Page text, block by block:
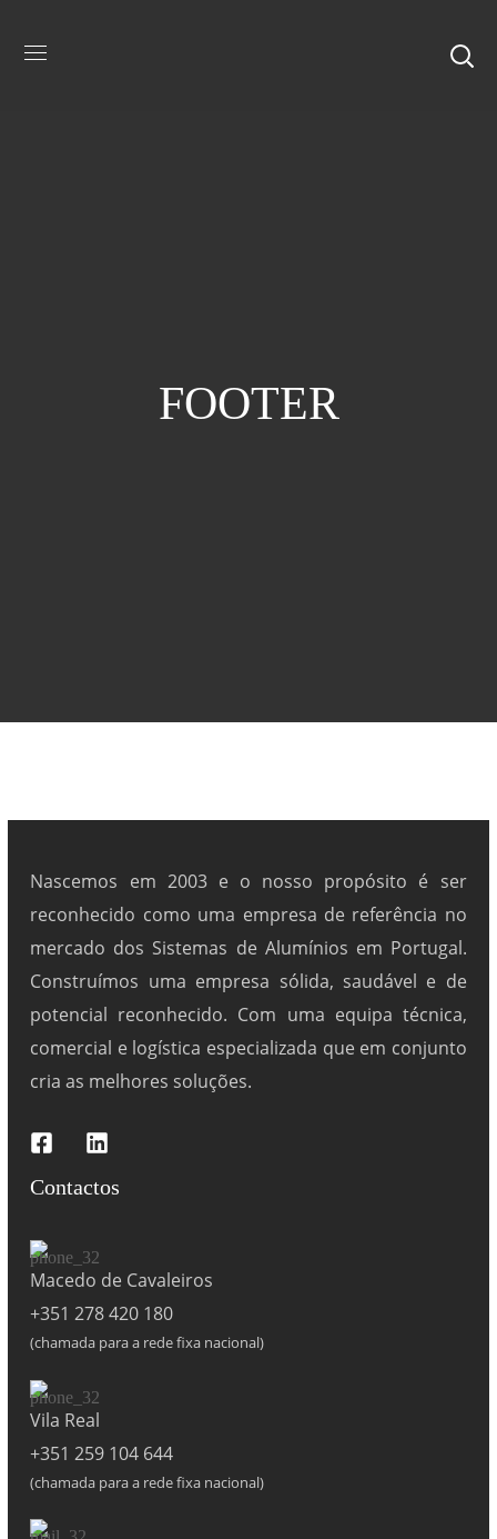
FOOTER
Nascemos em 2003 e o nosso propósito é ser
reconhecido como uma empresa de referência no
mercado dos Sistemas de Alumínios em Portugal.
Construímos uma empresa sólida, saudável e de
potencial reconhecido. Com uma equipa técnica,
comercial e logística especializada que em conjunto
cria as melhores soluções.
Contactos
Macedo de Cavaleiros
+351 278 420 180
(chamada para a rede fixa nacional)
Vila Real
+351 259 104 644
(chamada para a rede fixa nacional)